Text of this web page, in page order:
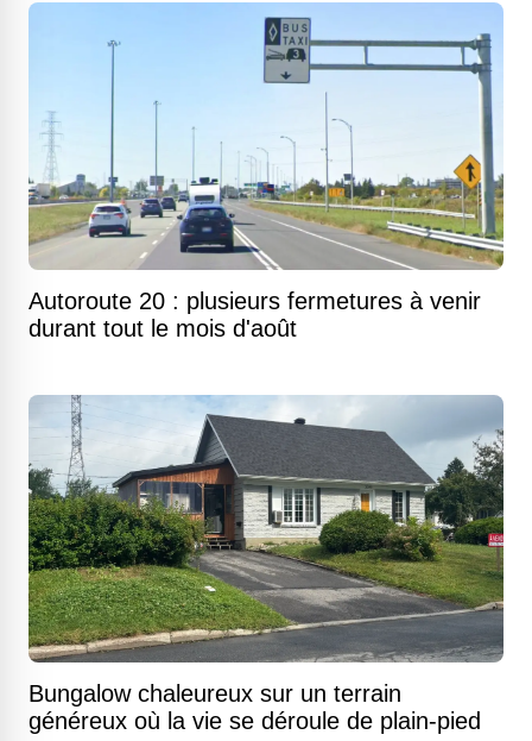
Autoroute 20 : plusieurs fermetures à venir
durant tout le mois d'août
Bungalow chaleureux sur un terrain
généreux où la vie se déroule de plain-pied